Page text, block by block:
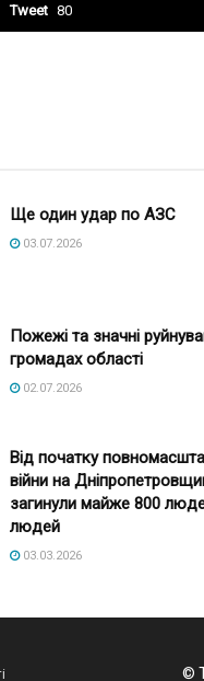
Tweet 80
Ще один удар по АЗС
03.07.2026
Пожежі та значні
громадах області
02.07.2026
Від початку
війни на
загинули майже 800
людей
03.03.2026
©